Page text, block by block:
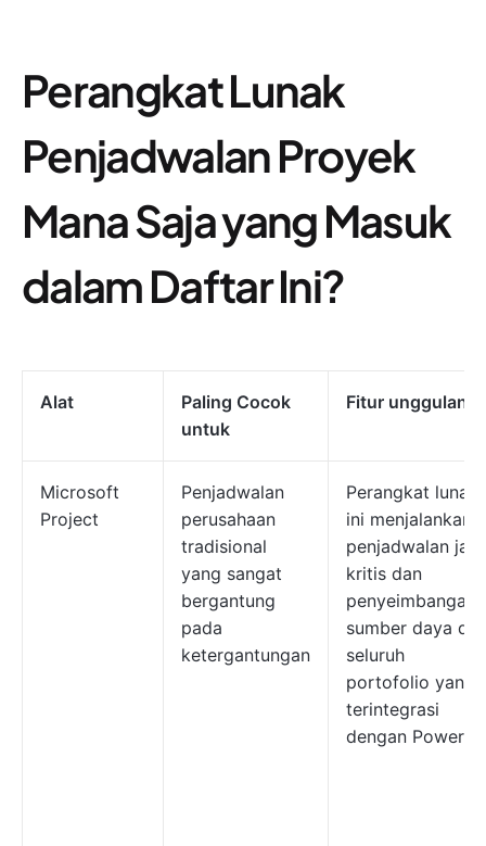
Perangkat Lunak
Penjadwalan Proyek
Mana Saja yang Masuk
dalam Daftar Ini?
Alat
Paling Cocok
untuk
Fitur unggulan
Microsoft
Project
Penjadwalan
perusahaan
tradisional
yang sangat
bergantung
pada
ketergantungan
Perangkat lunak
ini menjalankan
penjadwalan
kritis dan
penyeimbangan
sumber daya di
seluruh
portofolio yang
terintegrasi
dengan Power BI